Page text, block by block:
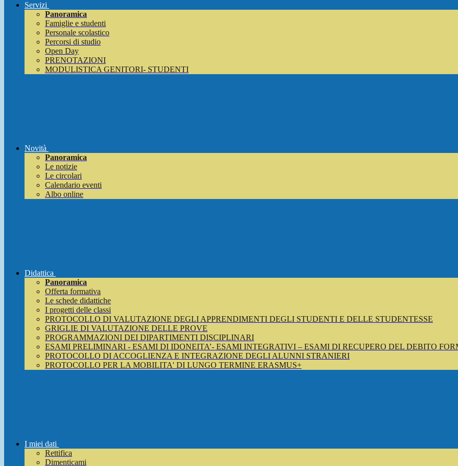
Servizi
Panoramica
Famiglie e studenti
Personale scolastico
Percorsi di studio
Open Day
PRENOTAZIONI
MODULISTICA GENITORI- STUDENTI
Novità
Panoramica
Le notizie
Le circolari
Calendario eventi
Albo online
Didattica
Panoramica
Offerta formativa
Le schede didattiche
I progetti delle classi
PROTOCOLLO DI VALUTAZIONE DEGLI APPRENDIMENTI DEGLI STUDENTI E DELLE STUDENTESSE
GRIGLIE DI VALUTAZIONE DELLE PROVE
PROGRAMMAZIONI DEI DIPARTIMENTI DISCIPLINARI
ESAMI PRELIMINARI - ESAMI DI IDONEITA’- ESAMI INTEGRATIVI – ESAMI DI RECUPERO DEL DEBITO
PROTOCOLLO DI ACCOGLIENZA E INTEGRAZIONE DEGLI ALUNNI STRANIERI
PROTOCOLLO PER LA MOBILITA' DI LUNGO TERMINE ERASMUS+
I miei dati
Rettifica
Dimenticami